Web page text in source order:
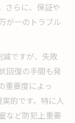
さらに、保証や
が一のトラブル
ですが、失敗
回復の手間も発
重要度によっ
的です。特に人
など防犯上重要